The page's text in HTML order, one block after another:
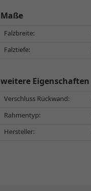
Maße
Falzbreite:
Falztiefe:
weitere Eigenschaften
Verschluss Rückwand:
Rahmentyp:
Hersteller: